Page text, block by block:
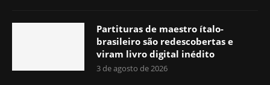
Partituras de maestro ítalo-
brasileiro são redescobertas e
viram livro digital inédito
3 de agosto de 2026